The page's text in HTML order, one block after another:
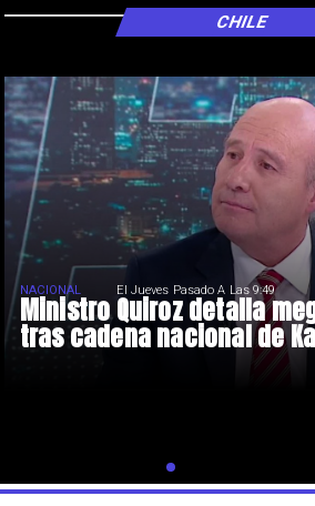
Ministro Quiroz detalla
tras cadena nacional de
NACIONAL El Jueves Pasado A Las 9:49
CHILE